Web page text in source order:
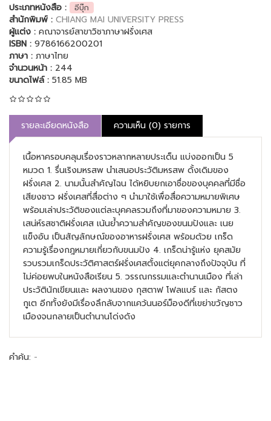
ประเภทหนังสือ :
อีบุ๊ก
สำนักพิมพ์ : CHIANG MAI UNIVERSITY PRESS
ผู้แต่ง : คณาจารย์สาขาวิชาภาษาฝรั่งเศส
ISBN : 9786166200201
ภาษา : ภาษาไทย
จำนวนหน้า : 244
ขนาดไฟล์ : 51.85 MB
รายละเอียดหนังสือ ความเห็น (0) รายการ
เนื้อหาครอบคลุมเรื่องราวหลากหลายประเด็น แบ่งออกเป็น 5
หมวด 1. รื่นเริงมหรสพ นำเสนอประวัติมหรสพ ดั้งเดิมของ
ฝรั่งเศส 2. นามนั้นสำคัญไฉน ได้หยิบยกเอาชื่อของบุคคลที่มีชื่อ
เสียงชาว ฝรั่งเศสที่สื่อต่าง ๆ นำมาใช้เพื่อสื่อความหมายพิเศษ
พร้อมเล่าประวัติของแต่ละบุคคลรวมถึงที่มาของความหมาย 3.
เสน่ห์รสชาติฝรั่งเศส เน้นย้ำความสำคัญของขนมปังและ เนย
แข็งอัน เป็นสัญลักษณ์ของอาหารฝรั่งเศส พร้อมด้วย เกร็ด
ความรู้เรื่องกฎหมายเกี่ยวกับขนมปัง 4. เกร็ดน่ารู้แห่ง ยุคสมัย
รวบรวมเกร็ดประวัติศาสตร์ฝรั่งเศสตั้งแต่ยุคกลางถึงปัจจุบัน ที่
ไม่ค่อยพบในหนังสือเรียน 5. วรรณกรรมและตำนานเมือง ที่เล่า
ประวัตินักเขียนและ ผลงานของ กุสตาฟ โฟลแบร์ และ กัสตง
กูเต อีกทั้งยังมีเรื่องลึกลับจากแคว้นนอร์ม็องดีที่เขย่าขวัญชาว
เมืองจนกลายเป็นตำนานโด่งดัง
คำค้น: -